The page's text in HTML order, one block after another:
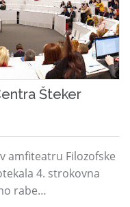
Šteker
amfiteatru Filozofske
4. strokovna
rabe…